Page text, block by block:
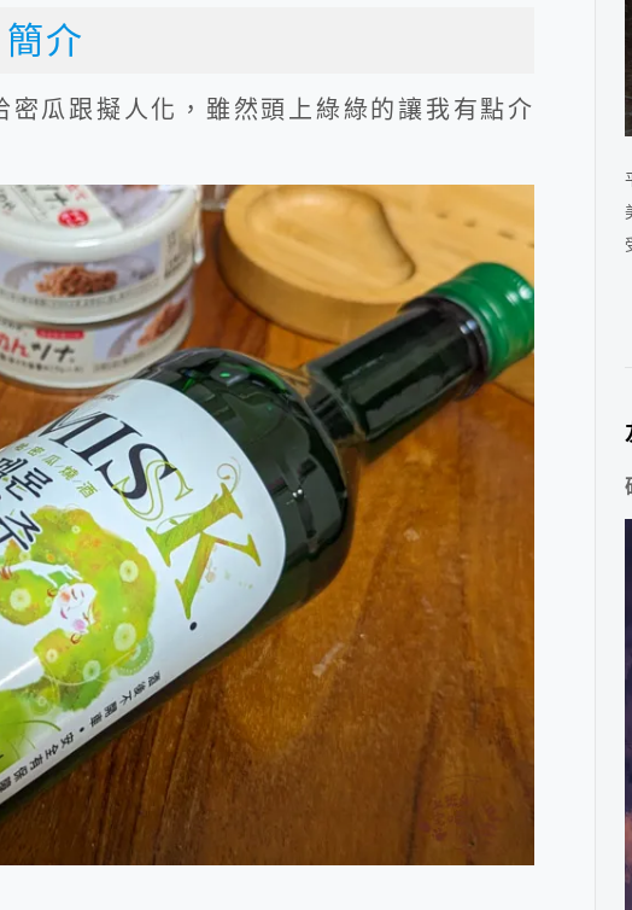
介
瓜跟擬人化，雖然頭上綠綠的讓我有點介